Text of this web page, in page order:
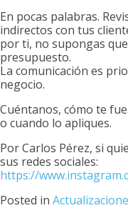
En pocas palabras.
indirectos con tus
por ti, no supongas
presupuesto.
La comunicación es
negocio.
Cuéntanos, cómo te
o cuando lo apliques.
Por Carlos Pérez, si
sus redes sociales:
https://
Posted in